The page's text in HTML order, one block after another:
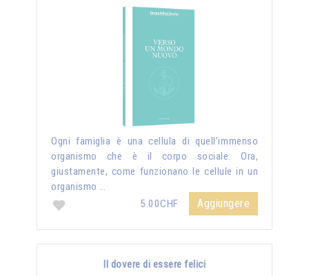
Ogni famiglia è una cellula di quell’immenso
organismo che è il corpo sociale. Ora,
giustamente, come funzionano le cellule in un
organismo …
5.00CHF
Aggiungere
Il dovere di essere felici